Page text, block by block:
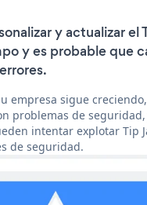
y actualizar el
y es probable que
empresa sigue
problemas de
intentar explotar Tip
de seguridad.